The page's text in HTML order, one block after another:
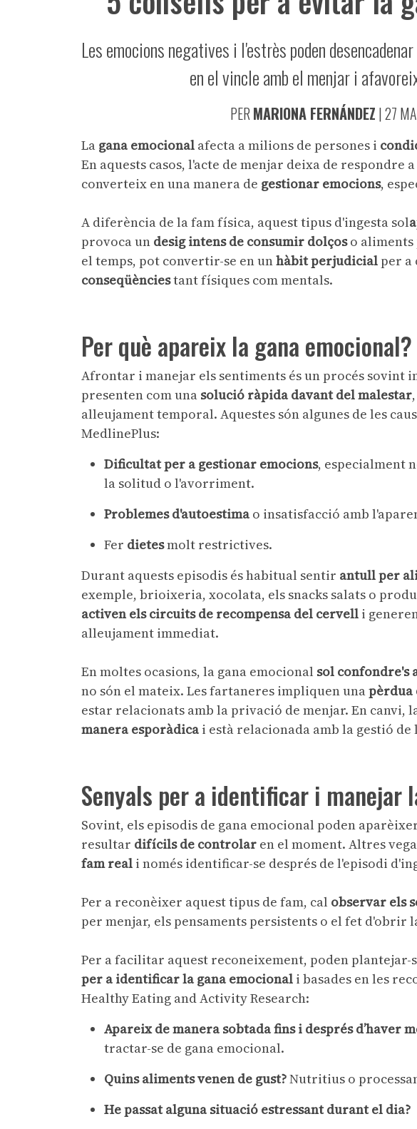
Les emocions negatives i l'estrès poden
en el vincle amb el menjar i
PER MARIONA FERNÁNDEZ |27
La gana emocional afecta a milions de persones i
En aquests casos, l'acte de menjar deixa de respondre
converteix en una manera de gestionar emocions,
A diferència de la fam física, aquest tipus d'ingesta sol
provoca un desig intens de consumir dolçoso aliments
el temps, pot convertir-se en unhàbit perjudicial per a
conseqüènciestant físiques com mentals.
Per què apareix la gana emocional?
Afrontar i manejar els sentiments és un procés sovint
presenten com una solució ràpida davant del malestar
alleujament temporal. Aquestes són algunes de les
MedlinePlus:
Dificultat per a gestionar emocions, especialment
la solitud o l'avorriment.
Problemes d'autoestima o insatisfacció amb
Fer dietesmolt restrictives.
Durant aquests episodis és habitual sentir antull per
exemple, brioixeria, xocolata, els snacks salats o
activen els circuits de recompensa del cervell i
alleujament immediat.
En moltes ocasions, la gana emocional sol confondre's
no són el mateix. Les fartaneres impliquen unapèrdua
estar relacionats amb la privació de menjar. En canvi,
manera esporàdica i està relacionada amb la gestió de
Senyals per a identificar i manejar
Sovint, els episodis de gana emocional poden
resultar difícils de controlar en el moment. Altres
fam real i només identificar-se després de l'episodi
Per a reconèixer aquest tipus de fam, cal observar els
per menjar, els pensaments persistents o el fet d'obrir
Per a facilitar aquest reconeixement, poden plantejar-
per a identificar la gana emocional i basades en les
Healthy Eating and Activity Research:
Apareix de manera sobtada fins i després d’haver
tractar-se de gana emocional.
Quins aliments venen de gust?Nutritius o
He passat alguna situació estressant durant el dia?